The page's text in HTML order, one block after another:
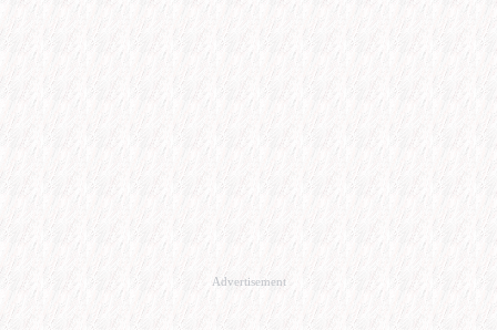
Advertisement